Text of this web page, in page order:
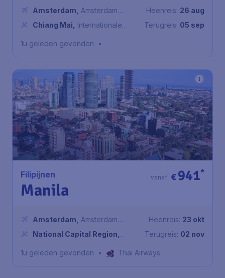
Amsterdam
Amsterdam
Airport Schiphol
Chiang Mai
Internationale
Heenreis: 26 aug
Terugreis: 05 sep
1u geleden gevonden •
Filipijnen
Manila
€941*
vanaf
Amsterdam
Amsterdam
Airport Schiphol
National Capital Region
Airport
Heenreis: 23 okt
Terugreis: 02 nov
1u geleden gevonden • Thai Airways